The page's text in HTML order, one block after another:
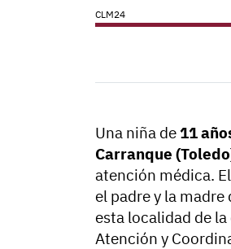
CLM24
Una niña de 11
Carranque
atención médica.
el padre y la
esta localidad de
Atención y